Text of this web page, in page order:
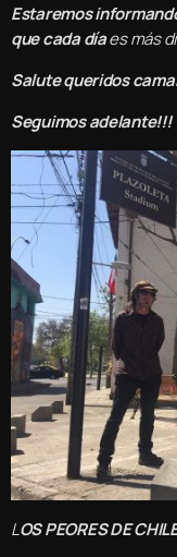
Estaremos
que cada díaes más
Salute queridos
Seguimos adelante!!!
LOS PEORES DE